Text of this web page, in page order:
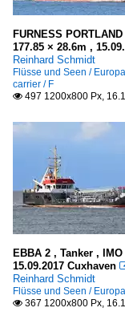
FURNESS
177.85 × 28.6m ,
Reinhard Schmidt
Flüsse und Seen /
carrier / F
 497 1200x800 Px,
EBBA 2 , Tanker ,
15.09.2017 Cuxhaven
Reinhard Schmidt
Flüsse und Seen /
 367 1200x800 Px,